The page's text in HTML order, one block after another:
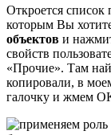
Откроется список
которым Вы
объектов и
свойств
«Прочие». Там
копировали, в
галочку и жмем